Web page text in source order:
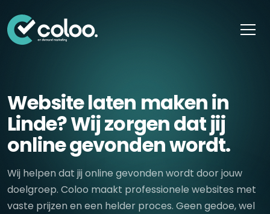
Website laten maken in
Linde? Wij zorgen dat jij
online gevonden wordt.
Wij helpen dat jij online gevonden wordt door jouw
doelgroep. Coloo maakt professionele websites met
vaste prijzen en een helder proces. Geen gedoe, wel